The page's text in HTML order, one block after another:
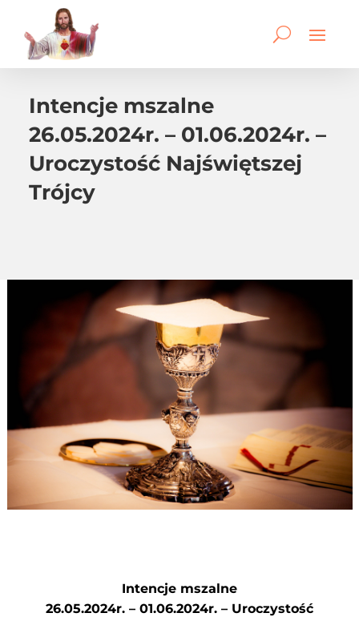
Intencje mszalne
26.05.2024r. – 01.06.2024r. –
Uroczystość Najświętszej
Trójcy
Intencje mszalne
26.05.2024r. – 01.06.2024r. – Uroczystość